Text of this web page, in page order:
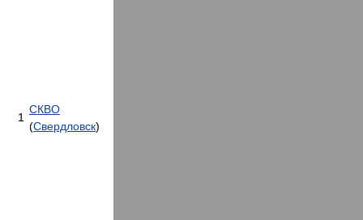
1
СКВО
(Свердловск)